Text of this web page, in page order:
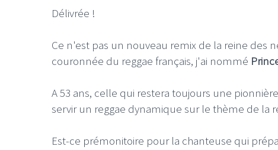
Délivrée !
Ce n'est pas un nouveau remix de la reine des
couronnée du reggae français, j'ai nommé
A 53 ans, celle qui restera toujours une
servir un reggae dynamique sur le thème de la
Est-ce prémonitoire pour la chanteuse qui